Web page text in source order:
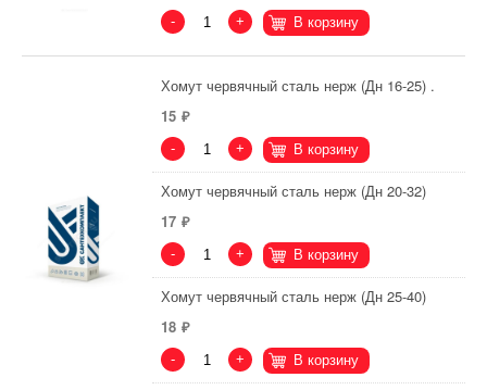
- + В корзину
Хомут червячный сталь нерж (Дн 16-25) .
15
- + В корзину
Хомут червячный сталь нерж (Дн 20-32)
17
- + В корзину
Хомут червячный сталь нерж (Дн 25-40)
18
- + В корзину